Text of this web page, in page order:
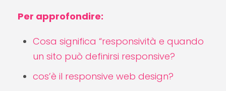
Per approfondire:
Cosa significa “responsività e quando
un sito può definirsi responsive?
cos’è il responsive web design?